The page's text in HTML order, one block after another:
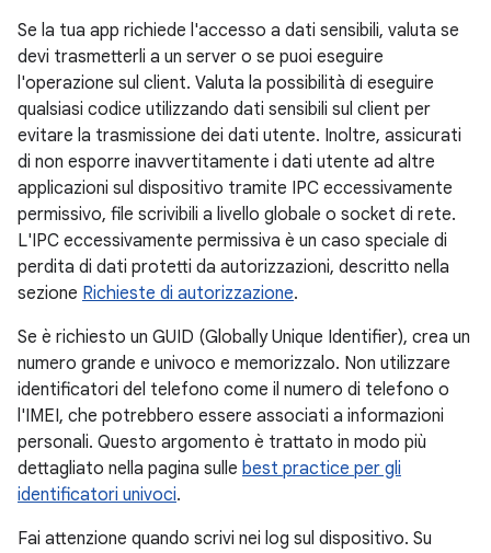
Se la tua app richiede l'accesso a dati sensibili, valuta se
devi trasmetterli a un server o se puoi eseguire
l'operazione sul client. Valuta la possibilità di eseguire
qualsiasi codice utilizzando dati sensibili sul client per
evitare la trasmissione dei dati utente. Inoltre, assicurati
di non esporre inavvertitamente i dati utente ad altre
applicazioni sul dispositivo tramite IPC eccessivamente
permissivo, file scrivibili a livello globale o socket di rete.
L'IPC eccessivamente permissiva è un caso speciale di
perdita di dati protetti da autorizzazioni, descritto nella
sezione Richieste di autorizzazione.
Se è richiesto un GUID (Globally Unique Identifier), crea un
numero grande e univoco e memorizzalo. Non utilizzare
identificatori del telefono come il numero di telefono o
l'IMEI, che potrebbero essere associati a informazioni
personali. Questo argomento è trattato in modo più
dettagliato nella pagina sulle best practice per gli
identificatori univoci.
Fai attenzione quando scrivi nei log sul dispositivo. Su